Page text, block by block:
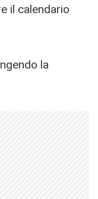
il calendario
la